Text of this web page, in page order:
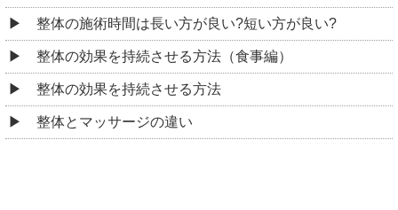
整体の施術時間は長い方が良い?短い方が良い?
整体の効果を持続させる方法（食事編）
整体の効果を持続させる方法
整体とマッサージの違い